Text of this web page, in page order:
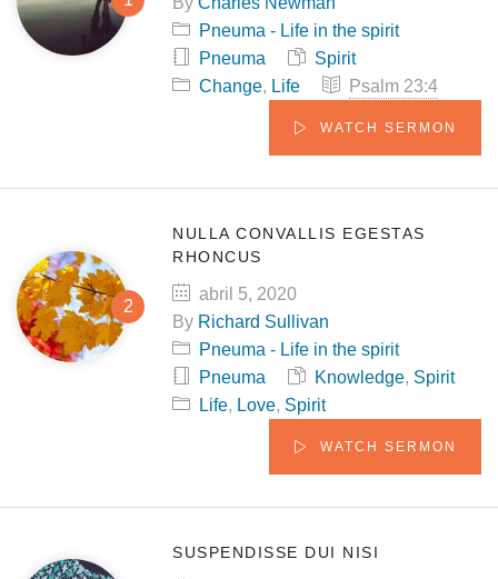
Pneuma - Life in the spirit
Pneuma
Spirit
Change, Life Psalm 23:4
WATCH SERMON
NULLA CONVALLIS EGESTAS
RHONCUS
abril 5, 2020
By Richard Sullivan
Pneuma - Life in the spirit
Pneuma
Knowledge, Spirit
Life, Love, Spirit
WATCH SERMON
SUSPENDISSE DUI NISI